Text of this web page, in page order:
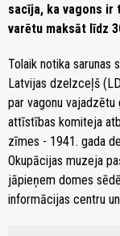
sacīja, ka vagons
varētu maksāt līdz
Tolaik notika sarunas
Latvijas dzelzceļš
par vagonu
attīstības komiteja
zīmes - 1941. gada
Okupācijas muzeja
jāpieņem domes
informācijas centru